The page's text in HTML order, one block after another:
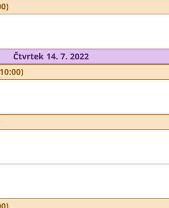
Čtvrtek 14. 7. 2022